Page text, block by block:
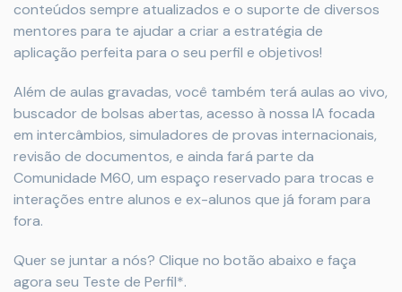
conteúdos sempre atualizados e o suporte de diversos
mentores para te ajudar a criar a estratégia de
aplicação perfeita para o seu perfil e objetivos!
Além de aulas gravadas, você também terá aulas ao vivo,
buscador de bolsas abertas, acesso à nossa IA focada
em intercâmbios, simuladores de provas internacionais,
revisão de documentos, e ainda fará parte da
Comunidade M60, um espaço reservado para trocas e
interações entre alunos e ex-alunos que já foram para
fora.
Quer se juntar a nós? Clique no botão abaixo e faça
agora seu Teste de Perfil*.